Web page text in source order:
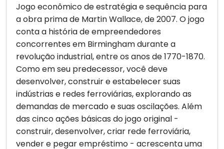
Jogo econômico de estratégia e sequência para
a obra prima de Martin Wallace, de 2007. O jogo
conta a história de empreendedores
concorrentes em Birmingham durante a
revolução industrial, entre os anos de 1770-1870.
Como em seu predecessor, você deve
desenvolver, construir e estabelecer suas
indústrias e redes ferroviárias, explorando as
demandas de mercado e suas oscilações. Além
das cinco ações básicas do jogo original -
construir, desenvolver, criar rede ferroviária,
vender e pegar empréstimo - acrescenta uma